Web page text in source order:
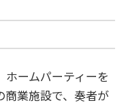
ホームパーティーを
商業施設で、奏者が